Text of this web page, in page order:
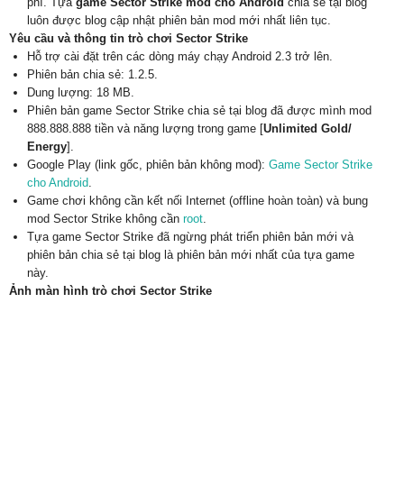
luôn được blog cập nhật phiên bản mod mới nhất liên tục.
Yêu cầu và thông tin trò chơi Sector Strike
Hỗ trợ cài đặt trên các dòng máy chạy Android 2.3 trở lên.
Phiên bản chia sẻ: 1.2.5.
Dung lượng: 18 MB.
Phiên bản game Sector Strike chia sẻ tại blog đã được mình mod
888.888.888 tiền và năng lượng trong game [Unlimited Gold/
Energy].
Google Play (link gốc, phiên bản không mod): Game Sector Strike
cho Android.
Game chơi không cần kết nối Internet (offline hoàn toàn) và bung
mod Sector Strike không cần root.
Tựa game Sector Strike đã ngừng phát triển phiên bản mới và
phiên bản chia sẻ tại blog là phiên bản mới nhất của tựa game
này.
Ảnh màn hình trò chơi Sector Strike